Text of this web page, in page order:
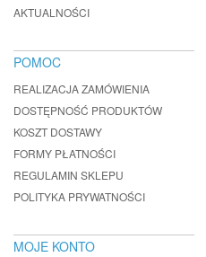
AKTUALNOŚCI
POMOC
REALIZACJA ZAMÓWIENIA
DOSTĘPNOŚĆ PRODUKTÓW
KOSZT DOSTAWY
FORMY PŁATNOŚCI
REGULAMIN SKLEPU
POLITYKA PRYWATNOŚCI
MOJE KONTO